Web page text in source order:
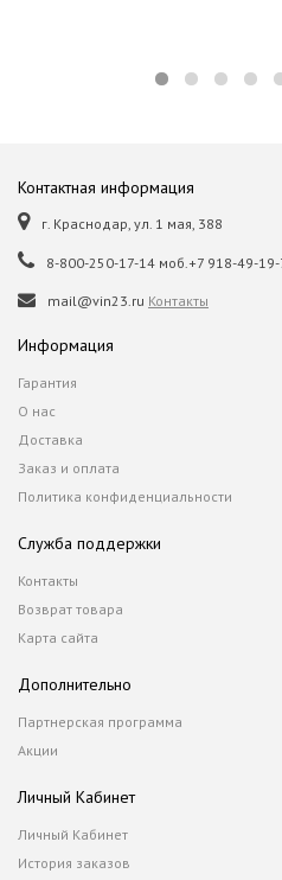
Контактная информация
г. Краснодар, ул. 1 мая, 388
8-800-250-17-14 моб.+7 918-49-
mail@vin23.ru Контакты
Информация
Гарантия
О нас
Доставка
Заказ и оплата
Политика конфиденциальности
Служба поддержки
Контакты
Возврат товара
Карта сайта
Дополнительно
Партнерская программа
Акции
Личный Кабинет
Личный Кабинет
История заказов